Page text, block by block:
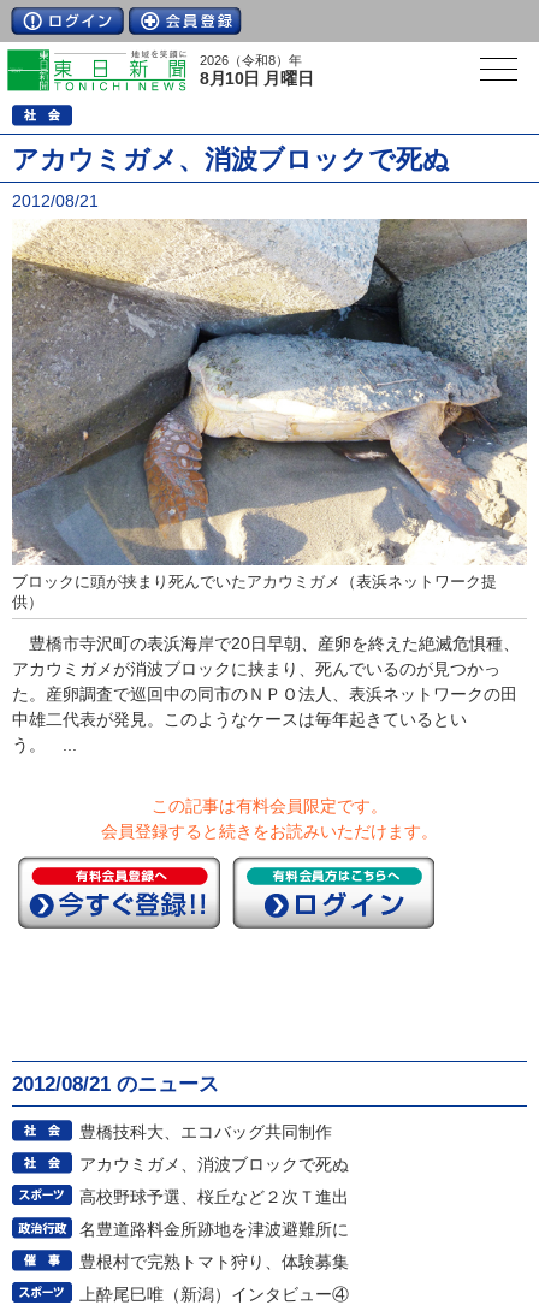
2026（令和8）年
8月10日 月曜日
アカウミガメ、消波ブロックで死ぬ
2012/08/21
ブロックに頭が挟まり死んでいたアカウミガメ（表浜ネットワーク提
供）
豊橋市寺沢町の表浜海岸で20日早朝、産卵を終えた絶滅危惧種、
アカウミガメが消波ブロックに挟まり、死んでいるのが見つかっ
た。産卵調査で巡回中の同市のＮＰＯ法人、表浜ネットワークの田
中雄二代表が発見。このようなケースは毎年起きているとい
う。 ...
この記事は有料会員限定です。
会員登録すると続きをお読みいただけます。
2012/08/21 のニュース
豊橋技科大、エコバッグ共同制作
アカウミガメ、消波ブロックで死ぬ
高校野球予選、桜丘など２次Ｔ進出
名豊道路料金所跡地を津波避難所に
豊根村で完熟トマト狩り、体験募集
上酔尾巳唯（新潟）インタビュー④